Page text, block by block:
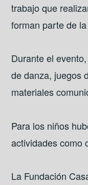
trabajo que
forman parte de
Durante el
de danza, juegos
materiales
Para los niños
actividades como
La Fundación